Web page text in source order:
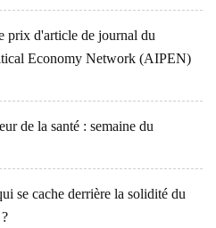
prix d'article de journal du
Economy Network (AIPEN)
de la santé : semaine du
se cache derrière la solidité du